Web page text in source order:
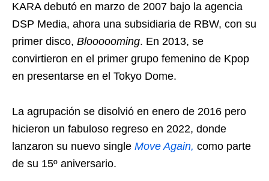
KARA debutó en marzo de 2007 bajo la agencia
DSP Media, ahora una subsidiaria de RBW, con su
primer disco, Bloooooming. En 2013, se
convirtieron en el primer grupo femenino de Kpop
en presentarse en el Tokyo Dome.
La agrupación se disolvió en enero de 2016 pero
hicieron un fabuloso regreso en 2022, donde
lanzaron su nuevo single Move Again, como parte
de su 15º aniversario.